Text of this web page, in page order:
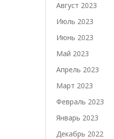
Август 2023
Июль 2023
Июнь 2023
Май 2023
Апрель 2023
Март 2023
Февраль 2023
Январь 2023
Декабрь 2022